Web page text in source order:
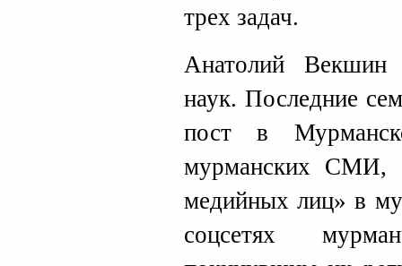
трех задач.
Анатолий Векшин
наук. Последние
пост в
мурманских СМИ,
медийных лиц» в
соцсетях